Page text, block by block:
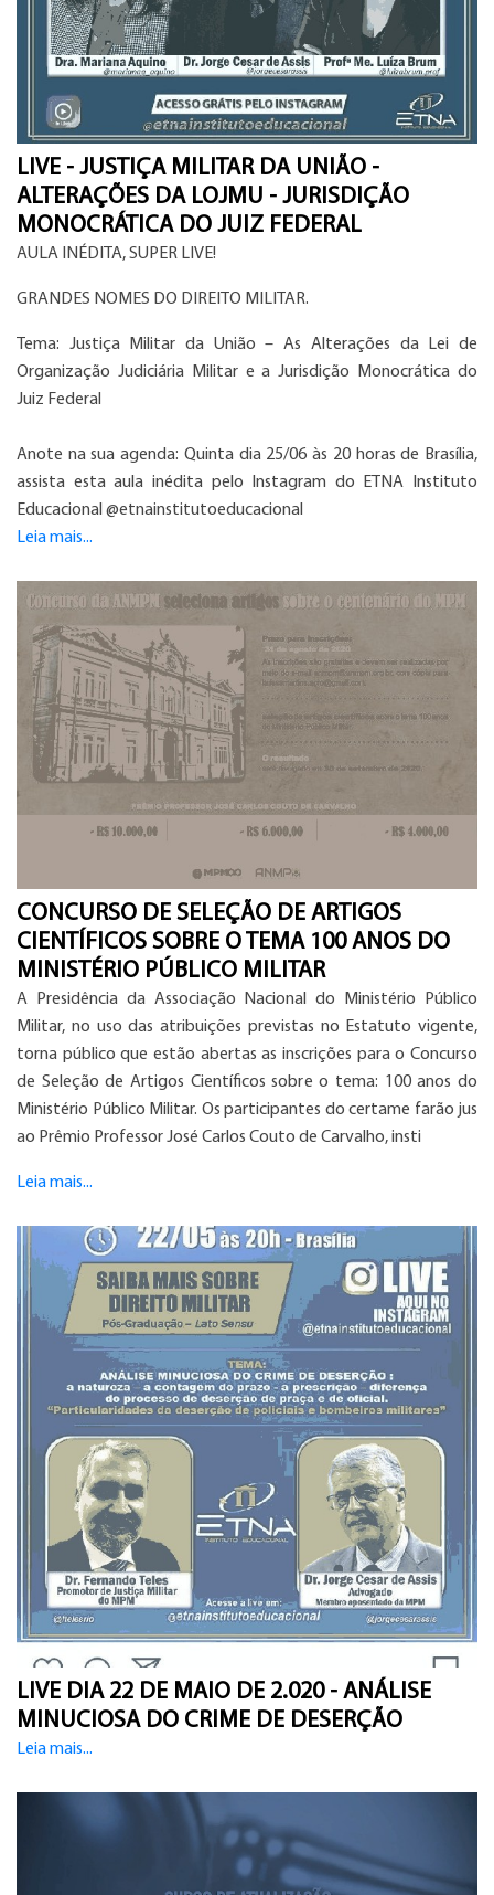
LIVE - JUSTIÇA MILITAR DA UNIÃO -
ALTERAÇÕES DA LOJMU - JURISDIÇÃO
MONOCRÁTICA DO JUIZ FEDERAL
AULA INÉDITA, SUPER LIVE!
GRANDES NOMES DO DIREITO MILITAR.
Tema: Justiça Militar da União – As Alterações da Lei de
Organização Judiciária Militar e a Jurisdição Monocrática do
Juiz Federal
Anote na sua agenda: Quinta dia 25/06 às 20 horas de Brasília,
assista esta aula inédita pelo Instagram do ETNA Instituto
Educacional @etnainstitutoeducacional
Leia mais...
CONCURSO DE SELEÇÃO DE ARTIGOS
CIENTÍFICOS SOBRE O TEMA 100 ANOS DO
MINISTÉRIO PÚBLICO MILITAR
A Presidência da Associação Nacional do Ministério Público
Militar, no uso das atribuições previstas no Estatuto vigente,
torna público que estão abertas as inscrições para o Concurso
de Seleção de Artigos Científicos sobre o tema: 100 anos do
Ministério Público Militar. Os participantes do certame farão jus
ao Prêmio Professor José Carlos Couto de Carvalho, insti
Leia mais...
LIVE DIA 22 DE MAIO DE 2.020 - ANÁLISE
MINUCIOSA DO CRIME DE DESERÇÃO
Leia mais...